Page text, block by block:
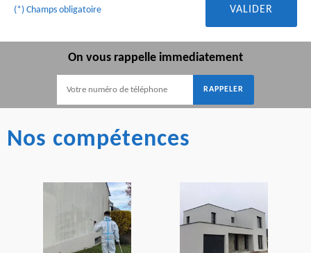
(*) Champs obligatoire
On vous rappelle immediatement
Nos compétences